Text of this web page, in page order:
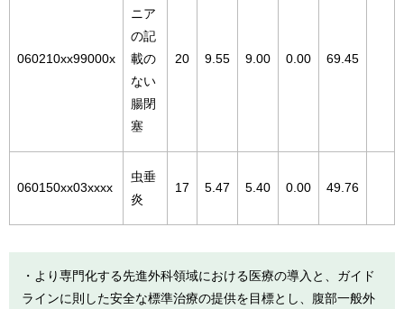
060210xx99000x
ニア
の記
載の
ない
腸閉
塞
20 9.55 9.00 0.00 69.45
060150xx03xxxx
虫垂
炎
17 5.47 5.40 0.00 49.76
・より専門化する先進外科領域における医療の導入と、ガイド
ラインに則した安全な標準治療の提供を目標とし、腹部一般外